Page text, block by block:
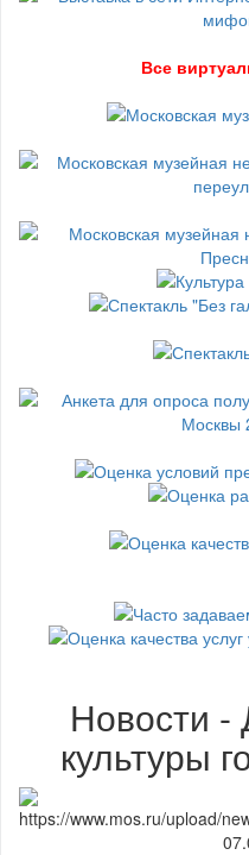
Все
Новости -
культуры